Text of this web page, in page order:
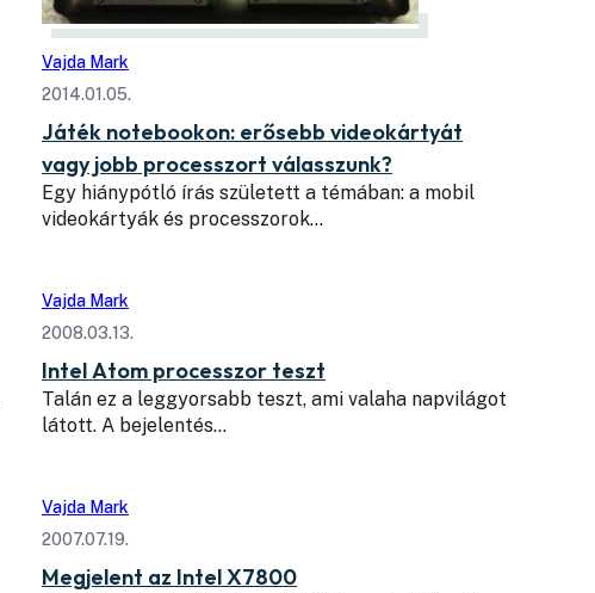
Vajda Mark
2014.01.05.
Játék notebookon: erősebb videokártyát
vagy jobb processzort válasszunk?
Egy hiánypótló írás született a témában: a mobil
videokártyák és processzorok…
Vajda Mark
2008.03.13.
Intel Atom processzor teszt
Talán ez a leggyorsabb teszt, ami valaha napvilágot
látott. A bejelentés…
Vajda Mark
2007.07.19.
Megjelent az Intel X7800